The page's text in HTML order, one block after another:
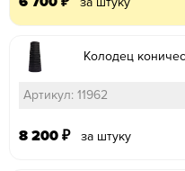
Колодец
Артикул: 11962
8 200 ₽ за штуку